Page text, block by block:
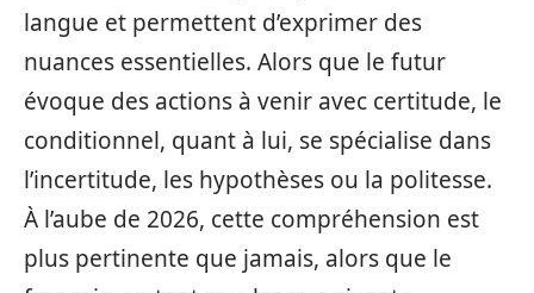
langue et permettent d’exprimer des
nuances essentielles. Alors que le futur
évoque des actions à venir avec certitude, le
conditionnel, quant à lui, se spécialise dans
l’incertitude, les hypothèses ou la politesse.
À l’aube de 2026, cette compréhension est
plus pertinente que jamais, alors que le